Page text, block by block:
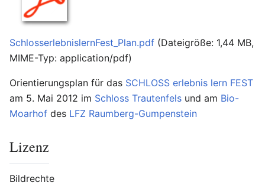
SchlosserlebnislernFest_Plan.pdf (Dateigröße: 1,44 MB,
MIME-Typ: application/pdf)
Orientierungsplan für das SCHLOSS erlebnis lern FEST
am 5. Mai 2012 im Schloss Trautenfels und am Bio-
Moarhof des LFZ Raumberg-Gumpenstein
Lizenz
Bildrechte